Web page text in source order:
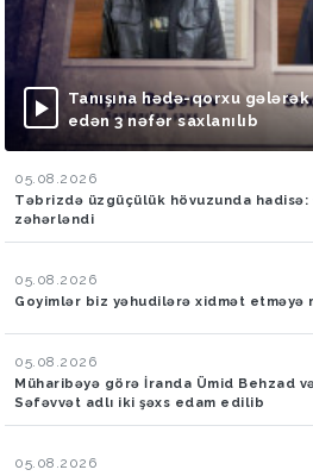
Tanışına hədə-qorxu
edən 3 nəfər saxlanılıb
05.08.2026
Təbrizdə üzgüçülük hövuzunda hadisə:
zəhərləndi
05.08.2026
Goyimlər biz yəhudilərə xidmət etməyə
05.08.2026
Müharibəyə görə İranda Ümid Behzad
Səfəvvət adlı iki şəxs edam edilib
05.08.2026